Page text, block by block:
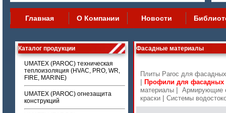
Главная О Компании Новости
Каталог продукции
UMATEX (PAROC) техническая
теплоизоляция (HVAC, PRO, WR,
FIRE, MARINE)
UMATEX (PAROC) огнезащита
конструкций
Фасадные материалы
Плиты Paroc для
| Профили для фасадных
материалы | Армирующие
краски | Системы